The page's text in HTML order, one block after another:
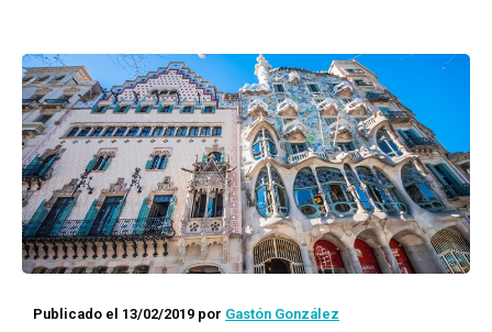
Publicado el 13/02/2019 por Gastón González